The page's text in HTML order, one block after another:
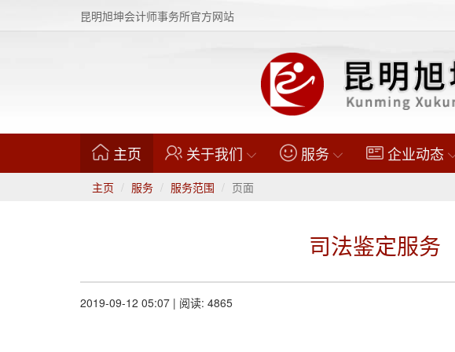
昆明旭坤会计师事务所官方网站
主页 (current)关于我们 服务 企业动态
主页 服务 服务范围 页面
司法鉴定服务
2019-09-12 05:07 | 阅读: 4865